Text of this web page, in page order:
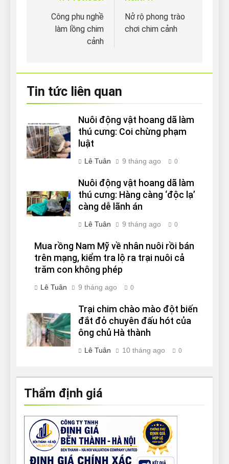
hướng
Công phu nghề
làm lồng chim
cảnh
Nở rộ phong trào
chơi chim cảnh
Tin tức liên quan
Nuôi động vật hoang dã làm
thú cưng: Coi chừng phạm
luật
Lê Tuân 9 tháng ago 0
Nuôi động vật hoang dã làm
thú cưng: Hàng càng ‘độc lạ’
càng dễ lãnh án
Lê Tuân 9 tháng ago 0
Mua rồng Nam Mỹ về nhân nuôi rồi bán
trên mạng, kiểm tra lộ ra trại nuôi cả
trăm con không phép
Lê Tuân 9 tháng ago 0
Trại chim chào mào đột biến
đắt đỏ chuyên đấu hót của
ông chủ Hà thành
Lê Tuân 10 tháng ago 0
Thẩm định giá